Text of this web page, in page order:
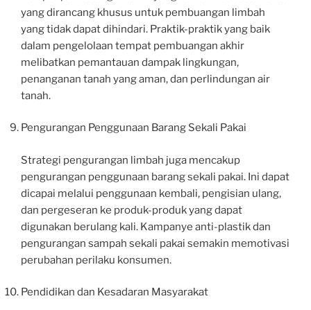
yang dirancang khusus untuk pembuangan limbah
yang tidak dapat dihindari. Praktik-praktik yang baik
dalam pengelolaan tempat pembuangan akhir
melibatkan pemantauan dampak lingkungan,
penanganan tanah yang aman, dan perlindungan air
tanah.
Pengurangan Penggunaan Barang Sekali Pakai
Strategi pengurangan limbah juga mencakup
pengurangan penggunaan barang sekali pakai. Ini dapat
dicapai melalui penggunaan kembali, pengisian ulang,
dan pergeseran ke produk-produk yang dapat
digunakan berulang kali. Kampanye anti-plastik dan
pengurangan sampah sekali pakai semakin memotivasi
perubahan perilaku konsumen.
Pendidikan dan Kesadaran Masyarakat